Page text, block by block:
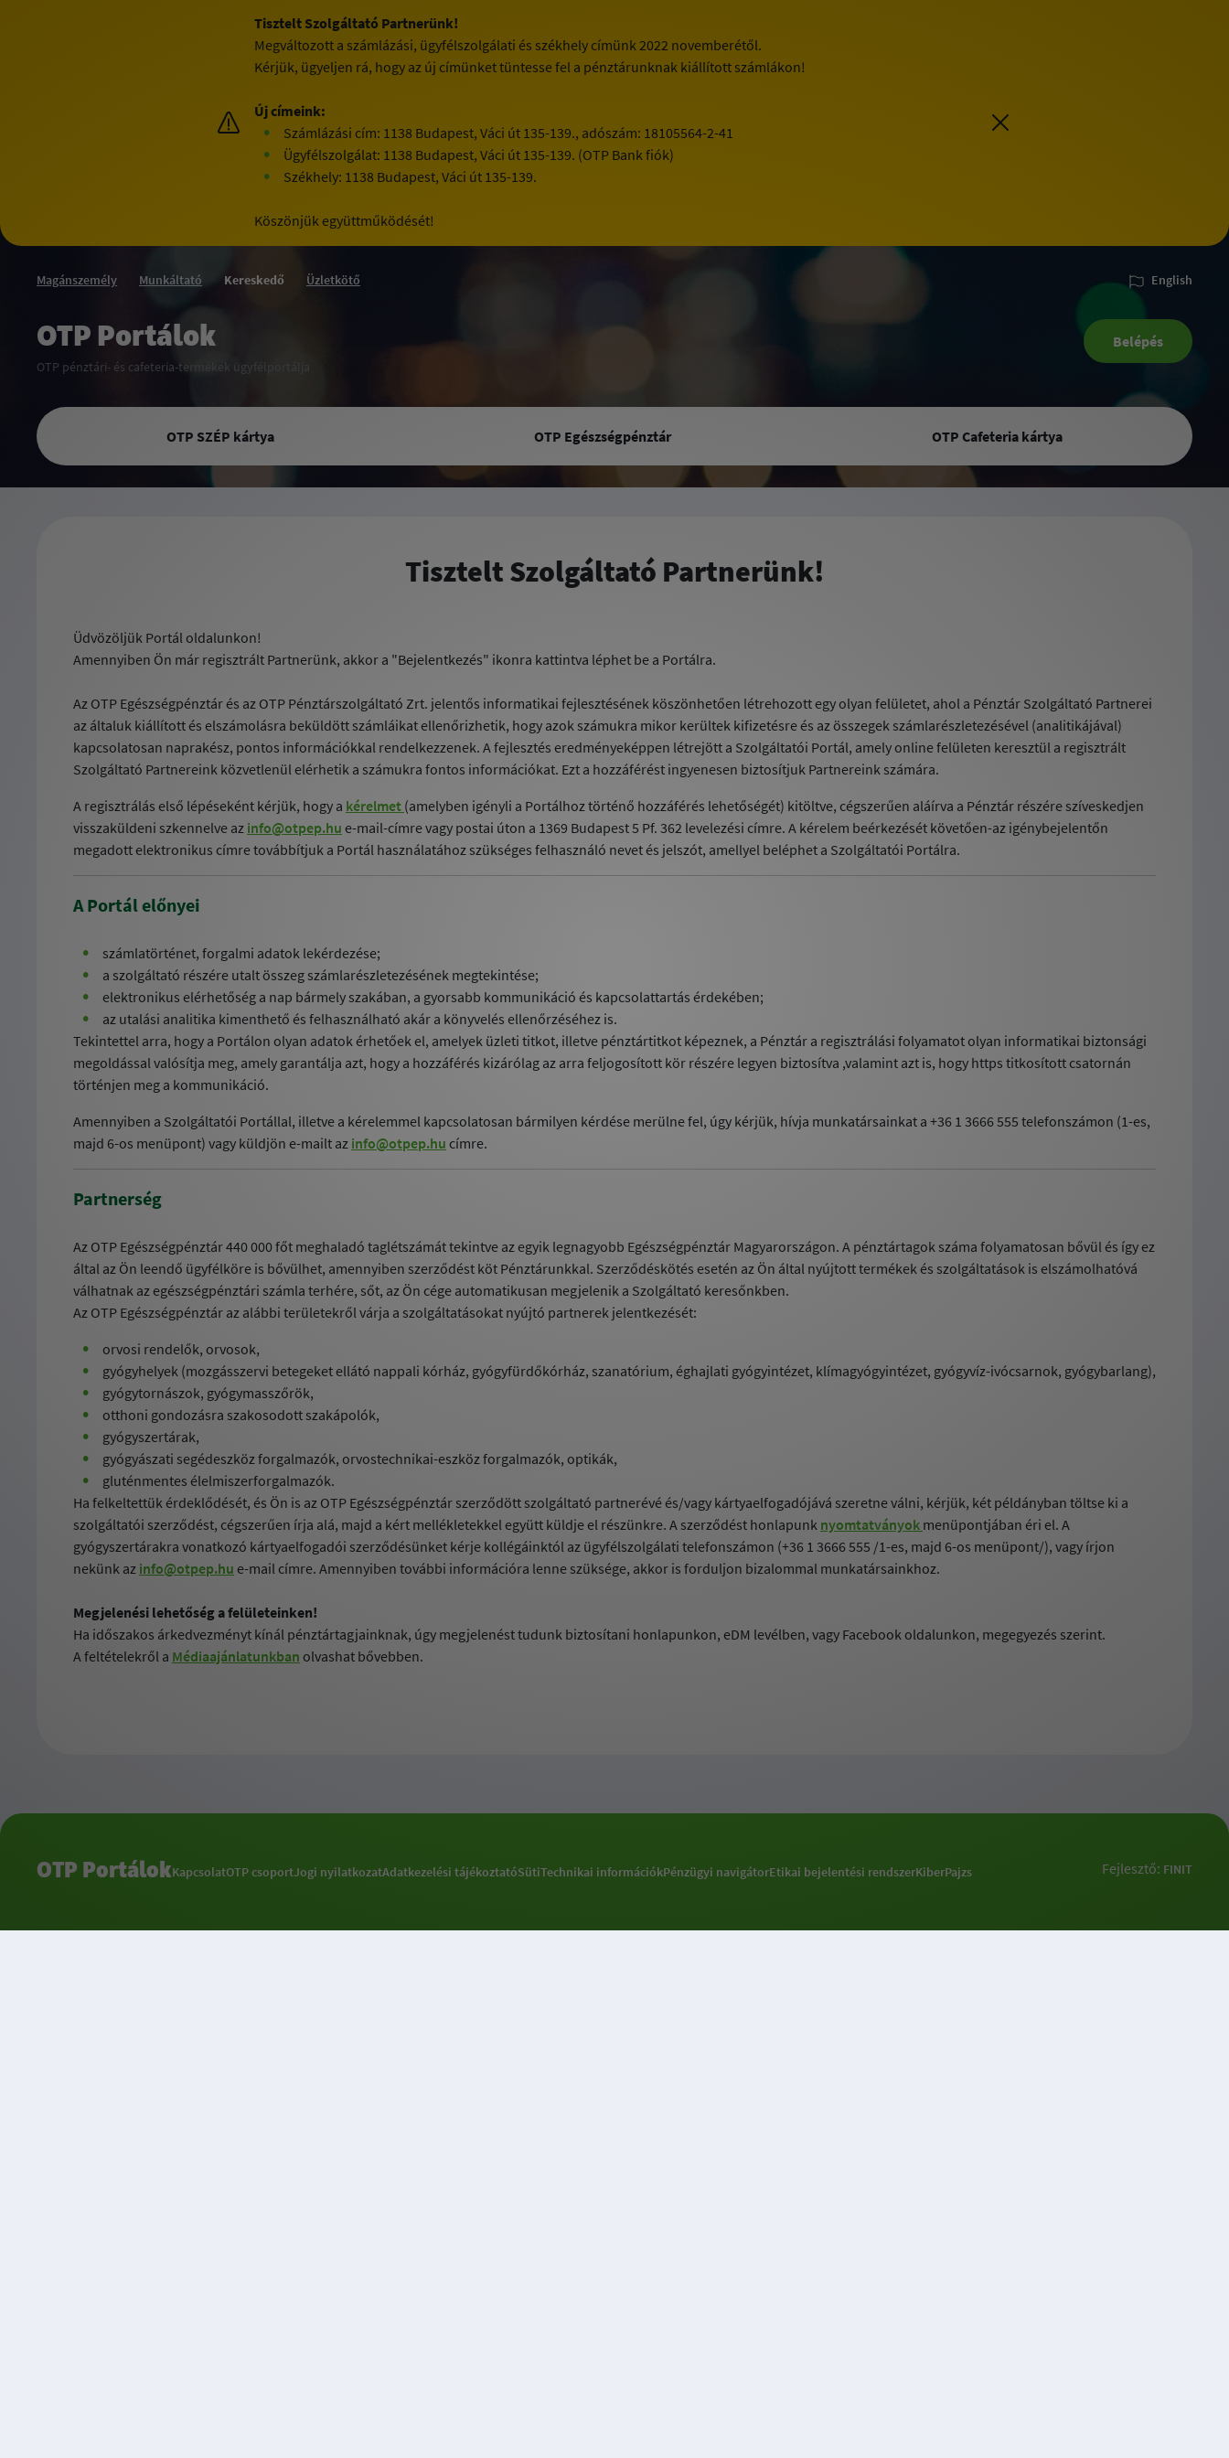
Tisztelt Szolgáltató Partnerünk!
Megváltozott a számlázási, ügyfélszolgálati és székhely címünk 2022 novemberétől.
Kérjük, ügyeljen rá, hogy az új címünket tüntesse fel a pénztárunknak kiállított számlákon!
Új címeink:
Számlázási cím: 1138 Budapest, Váci út 135-139., adószám: 18105564-2-41
Ügyfélszolgálat: 1138 Budapest, Váci út 135-139. (OTP Bank fiók)
Székhely: 1138 Budapest, Váci út 135-139.
Köszönjük együttműködését!
Magánszemély Munkáltató Kereskedő Üzletkötő English
OTP Portálok
OTP pénztári- és cafeteria-termékek ügyfélportálja
Belépés
OTP SZÉP kártya OTP Egészségpénztár OTP Cafeteria kártya
Tisztelt Szolgáltató Partnerünk!
Üdvözöljük Portál oldalunkon!
Amennyiben Ön már regisztrált Partnerünk, akkor a "Bejelentkezés" ikonra kattintva léphet be a Portálra.
Az OTP Egészségpénztár és az OTP Pénztárszolgáltató Zrt. jelentős informatikai fejlesztésének köszönhetően létrehozott egy olyan felületet, ahol a Pénztár Szolgáltató Partnerei
az általuk kiállított és elszámolásra beküldött számláikat ellenőrizhetik, hogy azok számukra mikor kerültek kifizetésre és az összegek számlarészletezésével (analitikájával)
kapcsolatosan naprakész, pontos információkkal rendelkezzenek. A fejlesztés eredményeképpen létrejött a Szolgáltatói Portál, amely online felületen keresztül a regisztrált
Szolgáltató Partnereink közvetlenül elérhetik a számukra fontos információkat. Ezt a hozzáférést ingyenesen biztosítjuk Partnereink számára.
A regisztrálás első lépéseként kérjük, hogy a kérelmet (amelyben igényli a Portálhoz történő hozzáférés lehetőségét) kitöltve, cégszerűen aláírva a Pénztár részére szíveskedjen
visszaküldeni szkennelve az info@otpep.hu e-mail-címre vagy postai úton a 1369 Budapest 5 Pf. 362 levelezési címre. A kérelem beérkezését követően-az igénybejelentőn
megadott elektronikus címre továbbítjuk a Portál használatához szükséges felhasználó nevet és jelszót, amellyel beléphet a Szolgáltatói Portálra.
A Portál előnyei
számlatörténet, forgalmi adatok lekérdezése;
a szolgáltató részére utalt összeg számlarészletezésének megtekintése;
elektronikus elérhetőség a nap bármely szakában, a gyorsabb kommunikáció és kapcsolattartás érdekében;
az utalási analitika kimenthető és felhasználható akár a könyvelés ellenőrzéséhez is.
Tekintettel arra, hogy a Portálon olyan adatok érhetőek el, amelyek üzleti titkot, illetve pénztártitkot képeznek, a Pénztár a regisztrálási folyamatot olyan informatikai biztonsági
megoldással valósítja meg, amely garantálja azt, hogy a hozzáférés kizárólag az arra feljogosított kör részére legyen biztosítva ,valamint azt is, hogy https titkosított csatornán
történjen meg a kommunikáció.
Amennyiben a Szolgáltatói Portállal, illetve a kérelemmel kapcsolatosan bármilyen kérdése merülne fel, úgy kérjük, hívja munkatársainkat a +36 1 3666 555 telefonszámon (1-es,
majd 6-os menüpont) vagy küldjön e-mailt az info@otpep.hu címre.
Partnerség
Az OTP Egészségpénztár 440 000 főt meghaladó taglétszámát tekintve az egyik legnagyobb Egészségpénztár Magyarországon. A pénztártagok száma folyamatosan bővül és így ez
által az Ön leendő ügyfélköre is bővülhet, amennyiben szerződést köt Pénztárunkkal. Szerződéskötés esetén az Ön által nyújtott termékek és szolgáltatások is elszámolhatóvá
válhatnak az egészségpénztári számla terhére, sőt, az Ön cége automatikusan megjelenik a Szolgáltató keresőnkben.
Az OTP Egészségpénztár az alábbi területekről várja a szolgáltatásokat nyújtó partnerek jelentkezését:
orvosi rendelők, orvosok,
gyógyhelyek (mozgásszervi betegeket ellátó nappali kórház, gyógyfürdőkórház, szanatórium, éghajlati gyógyintézet, klímagyógyintézet, gyógyvíz-ivócsarnok, gyógybarlang),
gyógytornászok, gyógymasszőrök,
otthoni gondozásra szakosodott szakápolók,
gyógyszertárak,
gyógyászati segédeszköz forgalmazók, orvostechnikai-eszköz forgalmazók, optikák,
gluténmentes élelmiszerforgalmazók.
Ha felkeltettük érdeklődését, és Ön is az OTP Egészségpénztár szerződött szolgáltató partnerévé és/vagy kártyaelfogadójává szeretne válni, kérjük, két példányban töltse ki a
szolgáltatói szerződést, cégszerűen írja alá, majd a kért mellékletekkel együtt küldje el részünkre. A szerződést honlapunk nyomtatványok menüpontjában éri el. A
gyógyszertárakra vonatkozó kártyaelfogadói szerződésünket kérje kollégáinktól az ügyfélszolgálati telefonszámon (+36 1 3666 555 /1-es, majd 6-os menüpont/), vagy írjon
nekünk az info@otpep.hu e-mail címre. Amennyiben további információra lenne szüksége, akkor is forduljon bizalommal munkatársainkhoz.
Megjelenési lehetőség a felületeinken!
Ha időszakos árkedvezményt kínál pénztártagjainknak, úgy megjelenést tudunk biztosítani honlapunkon, eDM levélben, vagy Facebook oldalunkon, megegyezés szerint.
A feltételekről a Médiaajánlatunkban olvashat bővebben.
OTP PortálokKapcsolatOTP csoportJogi nyilatkozatAdatkezelési tájékoztatóSütiTechnikai információkPénzügyi navigátorEtikai bejelentési rendszerKiberPajzs Fejlesztő: FINIT